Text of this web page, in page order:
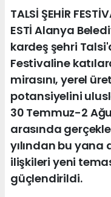
TALSİ ŞEHİR
ESTİ Alanya
kardeş şehri
Festivaline
mirasını, yerel
potansiyelini
30 Temmuz-2
arasında
yılından bu yana
ilişkileri yeni
güçlendirildi.